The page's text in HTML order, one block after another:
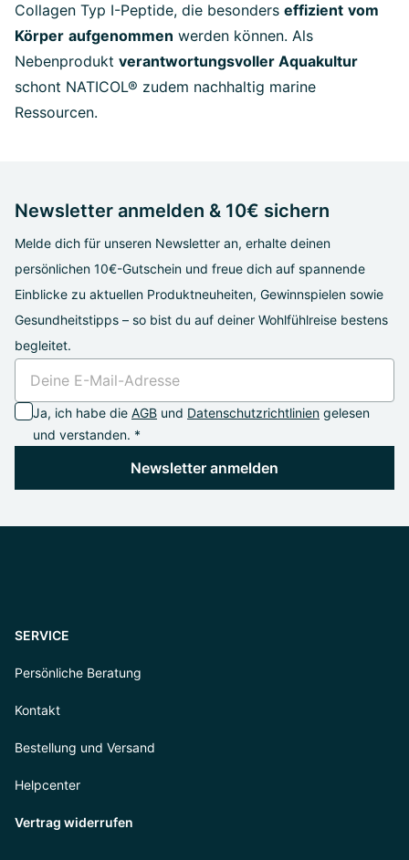
Collagen Typ I-Peptide, die besonders effizient vom
Körper aufgenommen werden können. Als
Nebenprodukt verantwortungsvoller Aquakultur
schont NATICOL® zudem nachhaltig marine
Ressourcen.
Newsletter anmelden & 10€ sichern
Melde dich für unseren Newsletter an, erhalte deinen
persönlichen 10€-Gutschein und freue dich auf spannende
Einblicke zu aktuellen Produktneuheiten, Gewinnspielen sowie
Gesundheitstipps – so bist du auf deiner Wohlfühlreise bestens
begleitet.
Ja, ich habe die AGB und Datenschutzrichtlinien gelesen
und verstanden. *
Newsletter anmelden
SERVICE
Persönliche Beratung
Kontakt
Bestellung und Versand
Helpcenter
Vertrag widerrufen